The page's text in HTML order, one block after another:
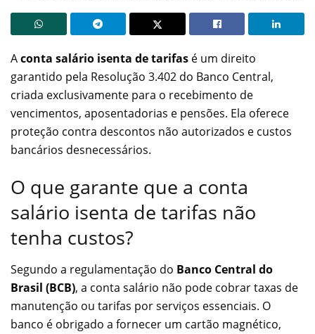
Aconta salário isenta de tarifas é um direito
garantido pela Resolução 3.402 do Banco Central,
criada exclusivamente para o recebimento de
vencimentos, aposentadorias e pensões. Ela oferece
proteção contra descontos não autorizados e custos
bancários desnecessários.
O que garante que a conta
salário isenta de tarifas não
tenha custos?
Segundo a regulamentação do Banco Central do
Brasil (BCB), a conta salário não pode cobrar taxas de
manutenção ou tarifas por serviços essenciais. O
banco é obrigado a fornecer um cartão magnético,